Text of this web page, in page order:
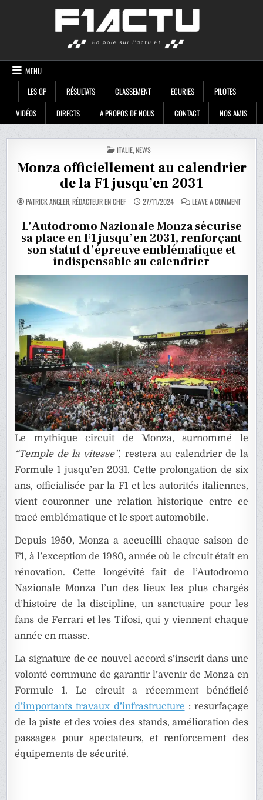
MENU
LES GP
RÉSULTATS CLASSEMENT ECURIES
PILOTES
VIDÉOS
DIRECTS A PROPOS DE NOUS CONTACT NOS AMIS
POSTED
IN
ITALIE,NEWS
Monza officiellement au calendrier
de la F1 jusqu’en 2031
PATRICK ANGLER, RÉDACTEUR EN CHEF 27/11/2024 LEAVE A COMMENTON
MONZA
AU
DE
LA
L’Autodromo Nazionale Monza sécurise
sa place en F1 jusqu’en 2031, renforçant
son statut d’épreuve emblématique et
indispensable au calendrier
Le mythique circuit de Monza, surnommé le
“Temple de la vitesse”, restera au calendrier de la
Formule 1 jusqu’en 2031. Cette prolongation de six
ans, officialisée par la F1 et les autorités italiennes,
vient couronner une relation historique entre ce
tracé emblématique et le sport automobile.
Depuis 1950, Monza a accueilli chaque saison de
F1, à l’exception de 1980, année où le circuit était en
rénovation. Cette longévité fait de l’Autodromo
Nazionale Monza l’un des lieux les plus chargés
d’histoire de la discipline, un sanctuaire pour les
fans de Ferrari et les Tifosi, qui y viennent chaque
année en masse.
La signature de ce nouvel accord s’inscrit dans une
volonté commune de garantir l’avenir de Monza en
Formule 1. Le circuit a récemment bénéficié
d’importants travaux d’infrastructure : resurfaçage
de la piste et des voies des stands, amélioration des
passages pour spectateurs, et renforcement des
équipements de sécurité.